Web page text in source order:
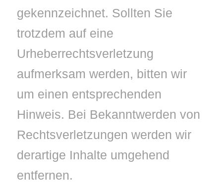
gekennzeichnet. Sollten Sie
trotzdem auf eine
Urheberrechtsverletzung
aufmerksam werden, bitten wir
um einen entsprechenden
Hinweis. Bei Bekanntwerden von
Rechtsverletzungen werden wir
derartige Inhalte umgehend
entfernen.